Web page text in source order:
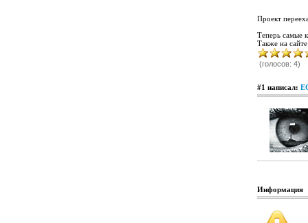
Проект
Теперь самые
Также на
(голосов: 4)
#1 написал:
Информация